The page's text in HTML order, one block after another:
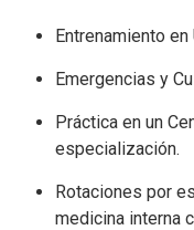
Entrenamiento en
Emergencias y
Práctica en un
especialización.
Rotaciones por
medicina interna